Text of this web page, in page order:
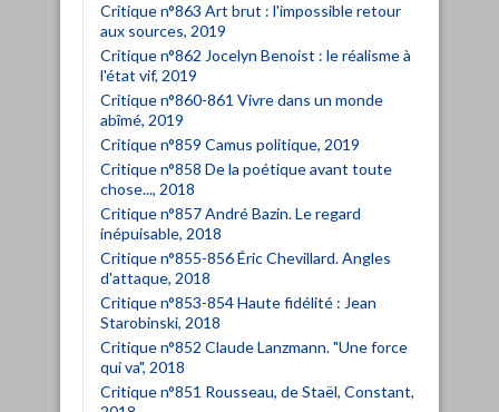
Critique n°863 Art brut : l'impossible retour
aux sources, 2019
Critique n°862 Jocelyn Benoist : le réalisme à
l'état vif, 2019
Critique n°860-861 Vivre dans un monde
abîmé, 2019
Critique n°859 Camus politique, 2019
Critique n°858 De la poétique avant toute
chose..., 2018
Critique n°857 André Bazin. Le regard
inépuisable, 2018
Critique n°855-856 Éric Chevillard. Angles
d'attaque, 2018
Critique n°853-854 Haute fidélité : Jean
Starobinski, 2018
Critique n°852 Claude Lanzmann. "Une force
qui va", 2018
Critique n°851 Rousseau, de Staël, Constant,